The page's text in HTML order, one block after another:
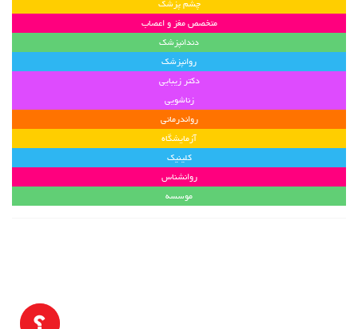
چشم پزشک
متخصص مغز و اعصاب
دندانپزشک
روانپزشک
دکتر زیبایی
زناشویی
رواندرمانی
آزمایشگاه
کلینیک
روانشناس
موسسه